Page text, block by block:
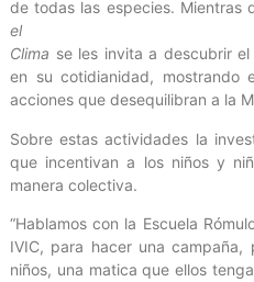
de todas las especies. Mientras
el
Clima se les invita a descubrir
en su cotidianidad,
acciones que desequilibran a la
Sobre estas actividades la
que incentivan a los niños y
manera colectiva.
“Hablamos con la Escuela
IVIC, para hacer una
niños, una matica que ellos